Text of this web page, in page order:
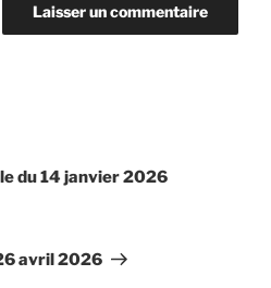
du 14 janvier 2026
avril 2026